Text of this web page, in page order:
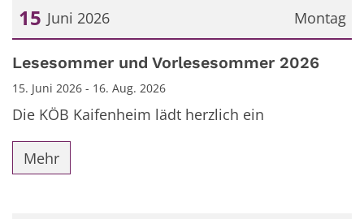
Montag
15 Juni 2026
Datum: 15. Juni 2026
Lesesommer und Vorlesesommer 2026
15. Juni 2026 - 16. Aug. 2026
Die KÖB Kaifenheim lädt herzlich ein
Mehr